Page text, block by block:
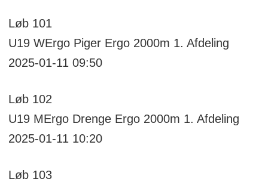
Løb 101
U19 WErgoPiger Ergo 2000m 1. Afdeling
2025-01-11 09:50
Løb 102
U19 MErgoDrenge Ergo 2000m 1. Afdeling
2025-01-11 10:20
Løb 103